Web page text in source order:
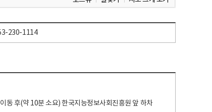
230-1114
후(약 10분 소요) 한국지능정보사회진흥원 앞 하차